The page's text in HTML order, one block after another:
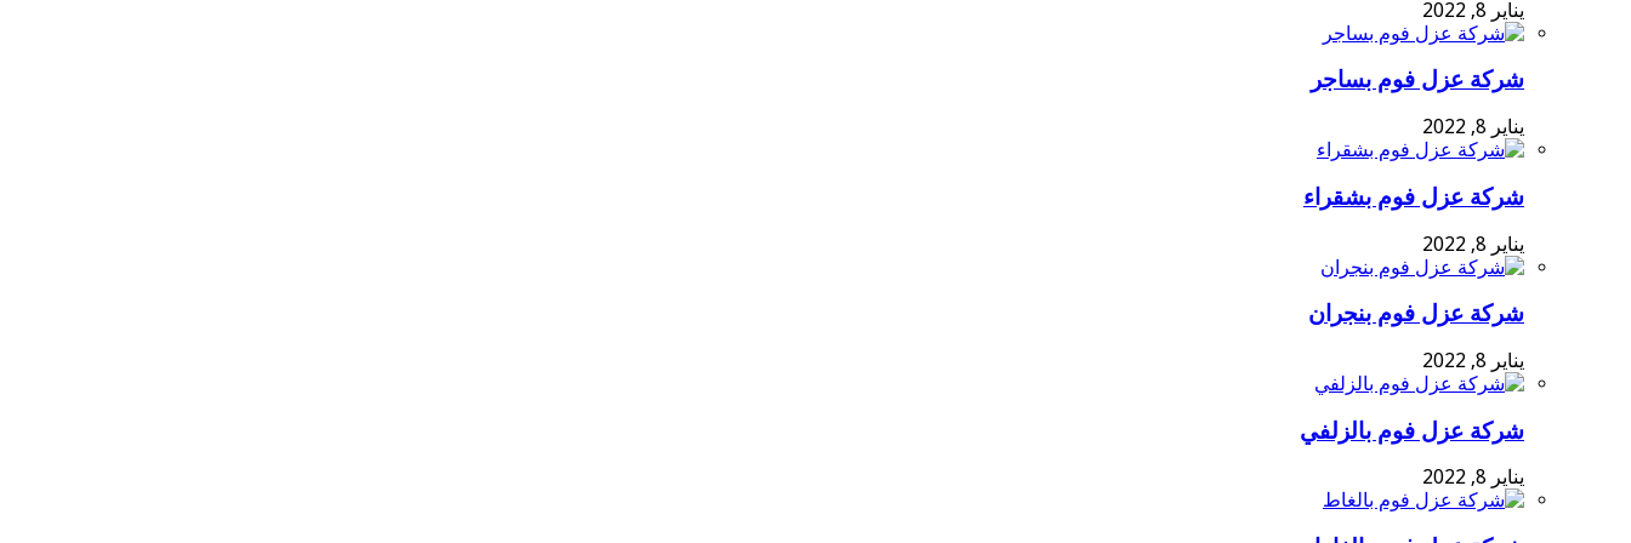
يناير 8, 2022
شركة عزل فوم بساجر
يناير 8, 2022
شركة عزل فوم بشقراء
يناير 8, 2022
شركة عزل فوم بنجران
يناير 8, 2022
شركة عزل فوم بالزلفي
يناير 8, 2022